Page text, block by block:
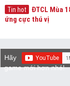
Tin hot
ĐTCL Mùa
ứng cực thú vị
Hãy
game mới hơn nhé!